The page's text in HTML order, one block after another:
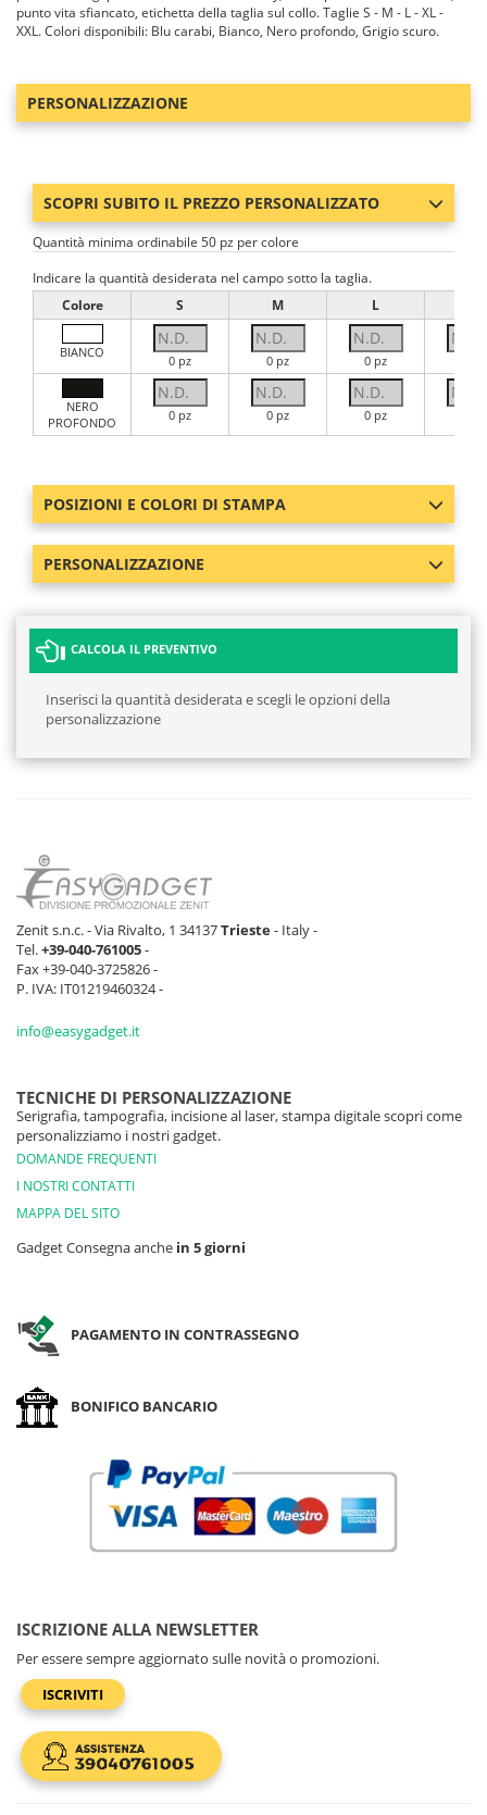
punto vita sfiancato, etichetta della taglia sul collo. Taglie S - M - L - XL -
XXL. Colori disponibili: Blu carabi, Bianco, Nero profondo, Grigio scuro.
PERSONALIZZAZIONE
SCOPRI SUBITO IL PREZZO PERSONALIZZATO
Quantità minima ordinabile 50 pz per colore
Indicare la quantità desiderata nel campo sotto la taglia.
Colore
S M L
BIANCO
0 pz 0 pz 0 pz
NERO
PROFONDO
0 pz 0 pz 0 pz
POSIZIONI E COLORI DI STAMPA
PERSONALIZZAZIONE
CALCOLA IL PREVENTIVO
Inserisci la quantità desiderata e scegli le opzioni della
personalizzazione
Zenit s.n.c. - Via Rivalto, 1 34137Trieste- Italy -
Tel.+39-040-761005-
Fax +39-040-3725826 -
P. IVA: IT01219460324 -
info@easygadget.it
TECNICHE DI PERSONALIZZAZIONE
Serigrafia, tampografia, incisione al laser, stampa digitale scopri come
personalizziamo i nostri gadget.
DOMANDE FREQUENTI
I NOSTRI CONTATTI
MAPPA DEL SITO
Gadget Consegna anche in 5 giorni
PAGAMENTO IN CONTRASSEGNO
BONIFICO BANCARIO
ISCRIZIONE ALLA NEWSLETTER
Per essere sempre aggiornato sulle novità o promozioni.
ISCRIVITI